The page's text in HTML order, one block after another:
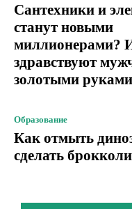
Сантехники и
станут новыми
миллионерами?
здравствуют
золотыми руками
Образование
Как отмыть
сделать